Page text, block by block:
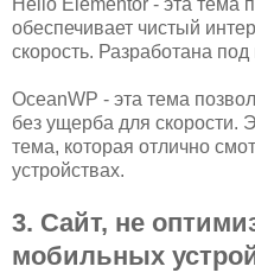
Hello Elementor - эта тема
обеспечивает чистый
скорость. Разработана
OceanWP - эта тема
без ущерба для скорости.
тема, которая отлично
устройствах.
3. Сайт, не
мобильных